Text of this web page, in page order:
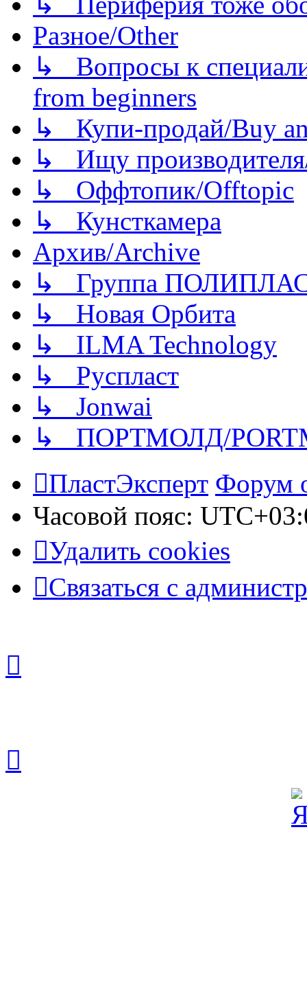
Разное/Other
↳ Вопросы к
from beginners
↳ Купи-продай/Buy
↳ Ищу
↳ Оффтопик/Offtopic
↳ Кунсткамера
Архив/Archive
↳ Группа
↳ Новая Орбита
↳ ILMA Technology
↳ Руспласт
↳ Jonwai
↳ ПОРТМОЛД/
ПластЭксперт Форум
Часовой пояс:
Удалить cookies
Связаться с